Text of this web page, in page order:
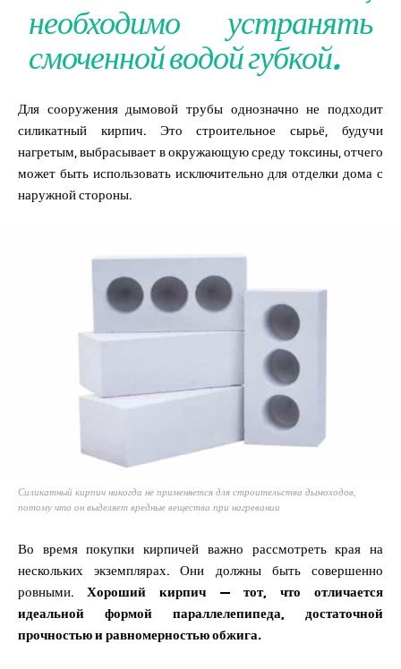
необходимо устранять
смоченной водой губкой.
Для сооружения дымовой трубы однозначно не подходит
силикатный кирпич. Это строительное сырьё, будучи
нагретым, выбрасывает в окружающую среду токсины, отчего
может быть использовать исключительно для отделки дома с
наружной стороны.
Силикатный кирпич никогда не применяется для строительства дымоходов,
потому что он выделяет вредные вещества при нагревании
Во время покупки кирпичей важно рассмотреть края на
нескольких экземплярах. Они должны быть совершенно
ровными. Хороший кирпич — тот, что отличается
идеальной формой параллелепипеда, достаточной
прочностью и равномерностью обжига.